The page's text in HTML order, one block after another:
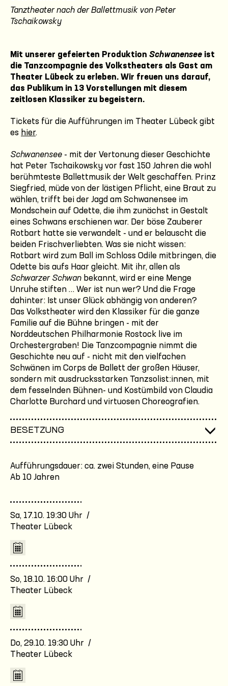
Tanztheater nach der Ballettmusik von Peter
Tschaikowsky
Mit unserer gefeierten Produktion Schwanensee ist
die Tanzcompagnie des Volkstheaters als Gast am
Theater Lübeck zu erleben. Wir freuen uns darauf,
das Publikum in 13 Vorstellungen mit diesem
zeitlosen Klassiker zu begeistern.
Tickets für die Aufführungen im Theater Lübeck gibt
es hier.
Schwanensee - mit der Vertonung dieser Geschichte
hat Peter Tschaikowsky vor fast 150 Jahren die wohl
berühmteste Ballettmusik der Welt geschaffen. Prinz
Siegfried, müde von der lästigen Pflicht, eine Braut zu
wählen, trifft bei der Jagd am Schwanensee im
Mondschein auf Odette, die ihm zunächst in Gestalt
eines Schwans erschienen war. Der böse Zauberer
Rotbart hatte sie verwandelt - und er belauscht die
beiden Frischverliebten. Was sie nicht wissen:
Rotbart wird zum Ball im Schloss Odile mitbringen, die
Odette bis aufs Haar gleicht. Mit ihr, allen als
Schwarzer Schwan bekannt, wird er eine Menge
Unruhe stiften … Wer ist nun wer? Und die Frage
dahinter: Ist unser Glück abhängig von anderen?
Das Volkstheater wird den Klassiker für die ganze
Familie auf die Bühne bringen - mit der
Norddeutschen Philharmonie Rostock live im
Orchestergraben! Die Tanzcompagnie nimmt die
Geschichte neu auf - nicht mit den vielfachen
Schwänen im Corps de Ballett der großen Häuser,
sondern mit ausdrucksstarken Tanzsolist:innen, mit
dem fesselnden Bühnen- und Kostümbild von Claudia
Charlotte Burchard und virtuosen Choreografien.
BESETZUNG
Aufführungsdauer: ca. zwei Stunden, eine Pause
Ab 10 Jahren
Sa, 17.10. 19:30 Uhr /
Theater Lübeck
So, 18.10. 16:00 Uhr /
Theater Lübeck
Do, 29.10. 19:30 Uhr /
Theater Lübeck